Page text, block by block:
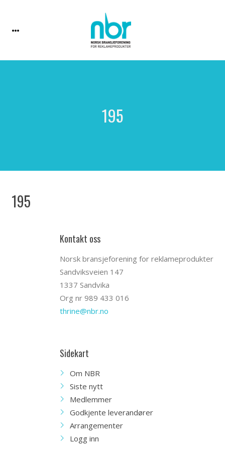
195
195
Kontakt oss
Norsk bransjeforening for reklameprodukter
Sandviksveien 147
1337 Sandvika
Org nr 989 433 016
thrine@nbr.no
Sidekart
Om NBR
Siste nytt
Medlemmer
Godkjente leverandører
Arrangementer
Logg inn